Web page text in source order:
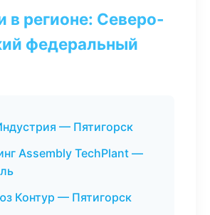
в регионе: Северо-
федеральный
— Пятигорск
Assembly TechPlant —
Контур — Пятигорск